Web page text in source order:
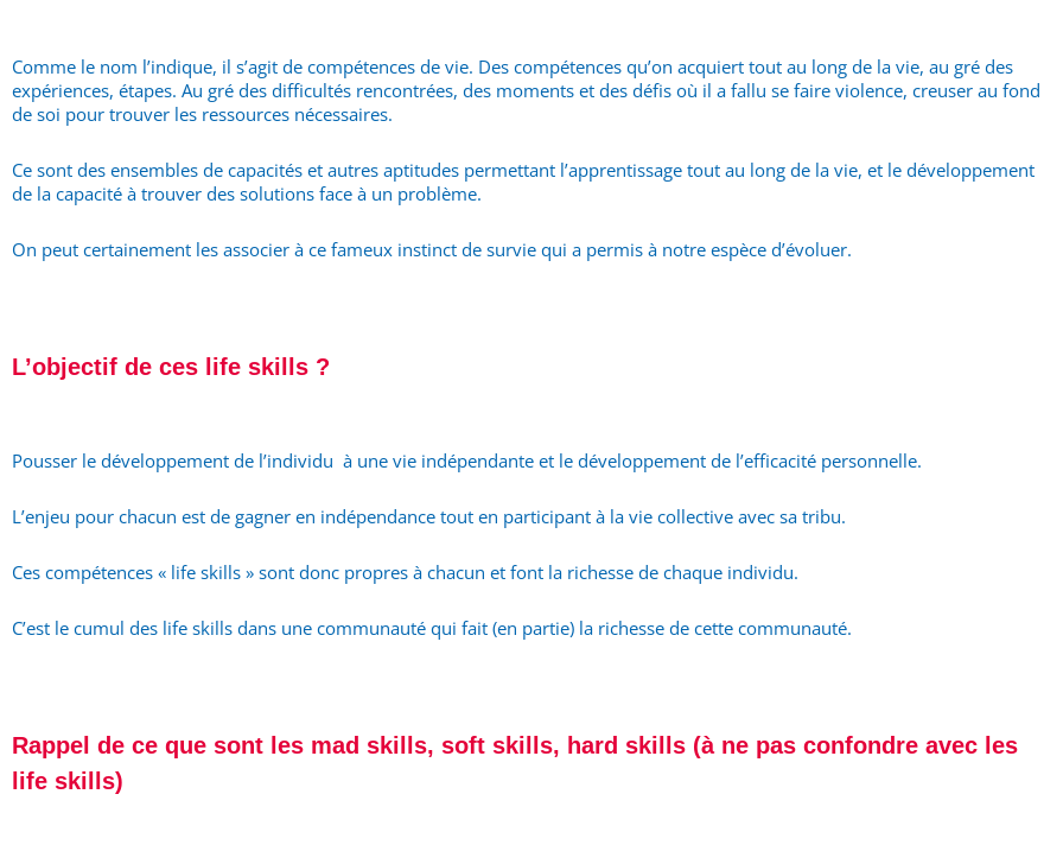
Comme le nom l’indique, il s’agit de compétences de vie. Des compétences qu’on acquiert tout au long de la vie, au gré des
expériences, étapes. Au gré des difficultés rencontrées, des moments et des défis où il a fallu se faire violence, creuser au fond
de soi pour trouver les ressources nécessaires.
Ce sont des ensembles de capacités et autres aptitudes permettant l’apprentissage tout au long de la vie, et le développement
de la capacité à trouver des solutions face à un problème.
On peut certainement les associer à ce fameux instinct de survie qui a permis à notre espèce d’évoluer.
L’objectif de ces life skills ?
Pousser le développement de l’individu à une vie indépendante et le développement de l’efficacité personnelle.
L’enjeu pour chacun est de gagner en indépendance tout en participant à la vie collective avec sa tribu.
Ces compétences « life skills » sont donc propres à chacun et font la richesse de chaque individu.
C’est le cumul des life skills dans une communauté qui fait (en partie) la richesse de cette communauté.
Rappel de ce que sont les mad skills, soft skills, hard skills (à ne pas confondre avec les
life skills)